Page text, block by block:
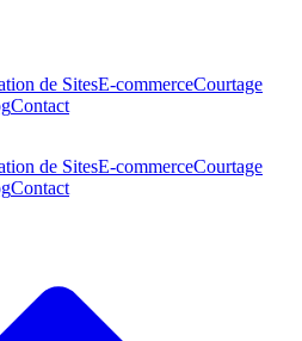
de SitesE-commerceCourtage
Contact
de SitesE-commerceCourtage
Contact